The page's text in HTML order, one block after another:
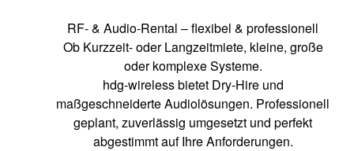
RF- & Audio-Rental – flexibel & professionell
Ob Kurzzeit- oder Langzeitmiete, kleine, große
oder komplexe Systeme.
hdg-wireless bietet Dry-Hire und
maßgeschneiderte Audiolösungen. Professionell
geplant, zuverlässig umgesetzt und perfekt
abgestimmt auf Ihre Anforderungen.